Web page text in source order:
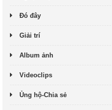
Đó đây
Giải trí
Album ảnh
Videoclips
Ủng hộ-Chia sẻ